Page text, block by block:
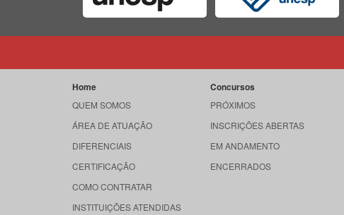
Home
QUEM SOMOS
ÁREA DE ATUAÇÃO
DIFERENCIAIS
CERTIFICAÇÃO
COMO CONTRATAR
INSTITUIÇÕES ATENDIDAS
Concursos
PRÓXIMOS
INSCRIÇÕES ABERTAS
EM ANDAMENTO
ENCERRADOS